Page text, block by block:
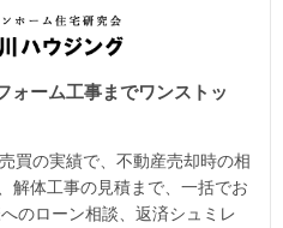
ォーム工事までワンストッ
買の実績で、不動産売却時の相
解体工事の見積まで、一括でお
のローン相談、返済シュミレ